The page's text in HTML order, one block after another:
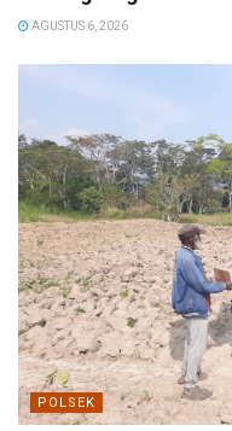
AGUSTUS 6, 2026
POLSEK